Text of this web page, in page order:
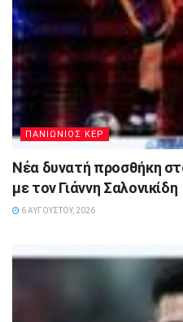
ΠΑΝΙΩΝΙΟΣ ΚΕΡ
Νέα δυνατή προσθήκη
με τον Γιάννη Σαλονικίδη
6 ΑΥΓΟΎΣΤΟΥ, 2026